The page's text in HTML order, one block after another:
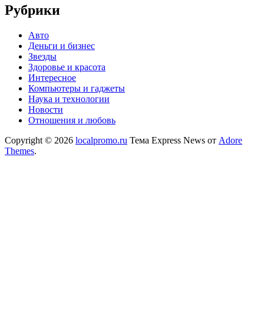
Рубрики
Авто
Деньги и бизнес
Звезды
Здоровье и красота
Интересное
Компьютеры и гаджеты
Наука и технологии
Новости
Отношения и любовь
Copyright © 2026 localpromo.ru Тема Express News от Adore
Themes.